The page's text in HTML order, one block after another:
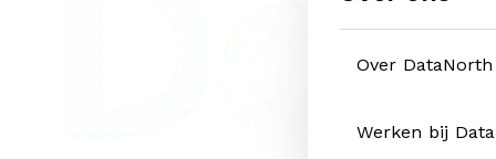
Over DataNorth
Werken bij